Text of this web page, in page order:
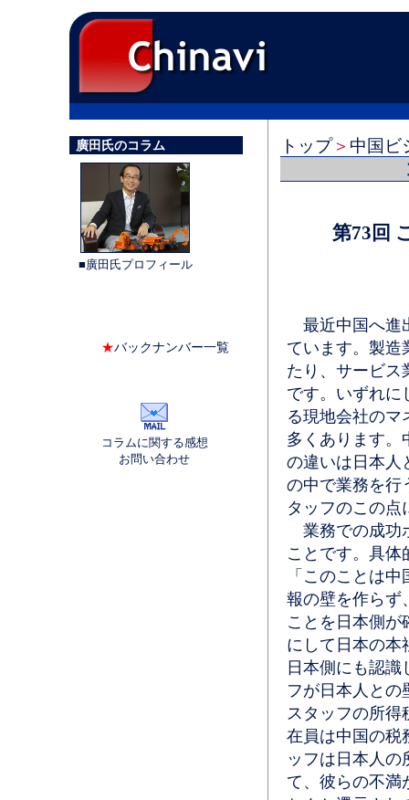
廣田氏のコラム
■廣田氏プロフィール
★バックナンバー一覧
コラムに関する感想
お問い合わせ
トップ＞ 中国ビ
第73回
最近中国へ進
ています。製造
たり、サービス
です。いずれに
る現地会社のマ
多くあります。
の違いは日本人
の中で業務を行
タッフのこの点
業務での成功
ことです。具体
「このことは
報の壁を作らず
ことを日本側が
にして日本の本
日本側にも認
フが日本人との
スタッフの所
在員は中国の税
ッフは日本人
て、彼らの不満